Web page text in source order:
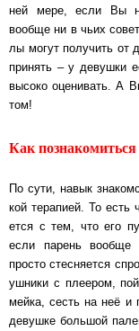
ней мере, если Вы
вообще ни в чьих
лы могут по­лу­чить от
принять ‒ у де­вуш­ки
высоко оце­ни­вать. А
том!
Как
По сути, навык
кой те­ра­пией. То есть
ет­ся с тем, что его
если парень во­об­ще
просто стес­ня­ет­ся
уш­ни­ки с плеером,
мей­ка, сесть на неё и
девушке боль­шой